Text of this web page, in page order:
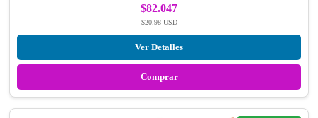
$82.047
$20.98 USD
Ver Detalles
Comprar